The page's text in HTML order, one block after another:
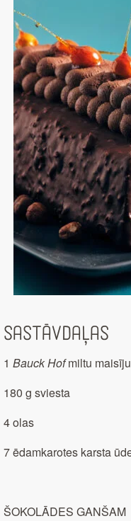
Sastāvdaļas
1 Bauck Hofmiltu
180 g sviesta
4 olas
7 ēdamkarotes karsta
ŠOKOLĀDES GANŠAM